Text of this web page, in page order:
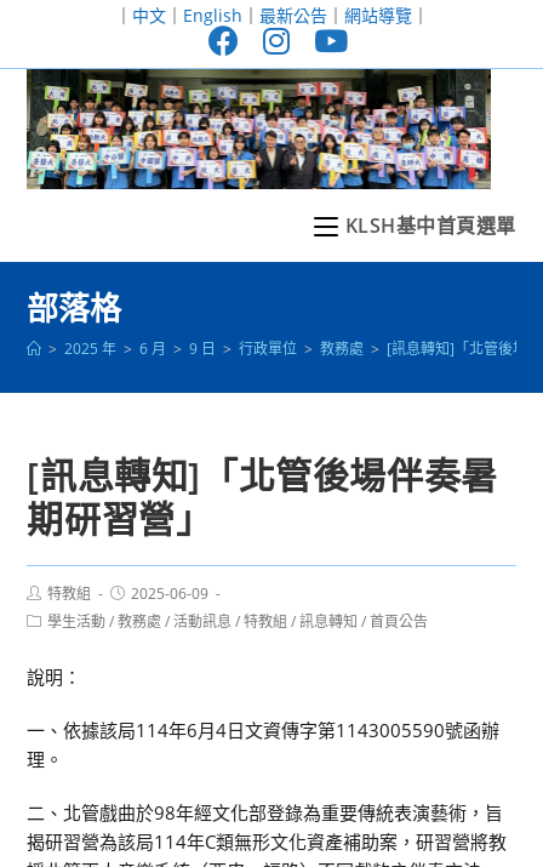
至
｜ 中文｜ English ｜ 最新公告｜ 網站導覽｜
KLSH基中首頁選單
部落格
> 2025 年 > 6 月 > 9 日 > 行政單位 > 教務處 > [訊息轉知]「北管後場
[訊息轉知]「北管後場伴奏暑
期研習營」
Post
author:
特教組
Post
published:
2025-06-09
Post學生活動 / 教務處 / 活動訊息 / 特教組 / 訊息轉知 / 首頁公告
說明：
一、依據該局114年6月4日文資傳字第1143005590號函辦
理。
二、北管戲曲於98年經文化部登錄為重要傳統表演藝術，旨
揭研習營為該局114年C類無形文化資產補助案，研習營將教